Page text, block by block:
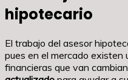
hipotecario
El trabajo del asesor
pues en el mercado existen
financieras que van